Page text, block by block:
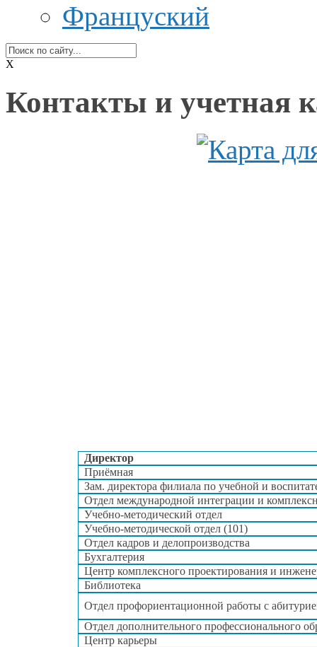
Француский
X
Контакты и учетная
Директор
Приёмная
Зам. директора филиала по учебной и
Отдел международной интеграции и
Учебно-методический отдел
Учебно-методической отдел (101)
Отдел кадров и делопроизводства
Бухгалтерия
Центр комплексного проектирования и
Библиотека
Отдел профориентационной работы с
Отдел дополнительного профессионального
Центр карьеры